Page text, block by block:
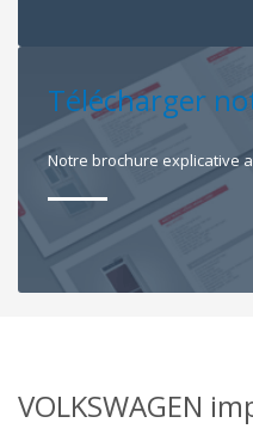
Télécharger
Notre brochure explicative
VOLKSWAGEN